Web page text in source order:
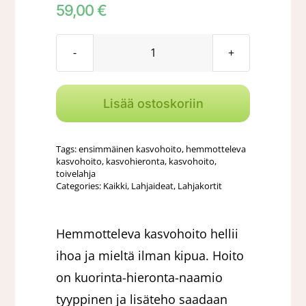
59,00€
Hemmotteleva
-
lahjakortti,
määrä
Lisää ostoskoriin
Tags:ensimmäinen kasvohoito, hemmotteleva
kasvohoito, kasvohieronta, kasvohoito,
toivelahja
Categories: Kaikki, Lahjaideat, Lahjakortit
Hemmotteleva kasvohoito hellii
ihoa ja mieltä ilman kipua. Hoito
on kuorinta-hieronta-naamio
tyyppinen ja lisäteho saadaan